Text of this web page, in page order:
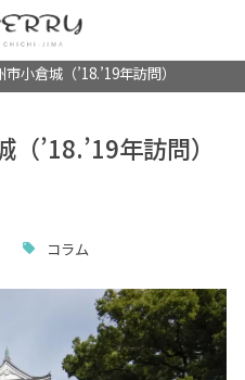
小倉城（’18.’19年訪問）
’18.’19年訪問）
コラム